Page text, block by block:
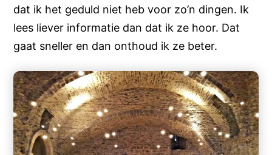
dat ik het geduld niet heb voor zo’n dingen. Ik
lees liever informatie dan dat ik ze hoor. Dat
gaat sneller en dan onthoud ik ze beter.